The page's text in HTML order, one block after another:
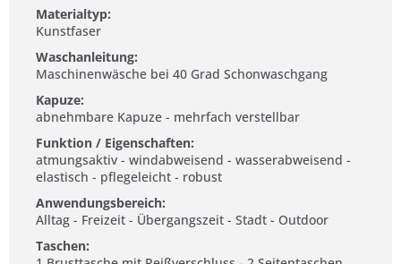
Materialtyp:
Kunstfaser
Waschanleitung:
Maschinenwäsche bei 40 Grad Schonwaschgang
Kapuze:
abnehmbare Kapuze - mehrfach verstellbar
Funktion / Eigenschaften:
atmungsaktiv - windabweisend - wasserabweisend -
elastisch - pflegeleicht - robust
Anwendungsbereich:
Alltag - Freizeit - Übergangszeit - Stadt - Outdoor
Taschen: